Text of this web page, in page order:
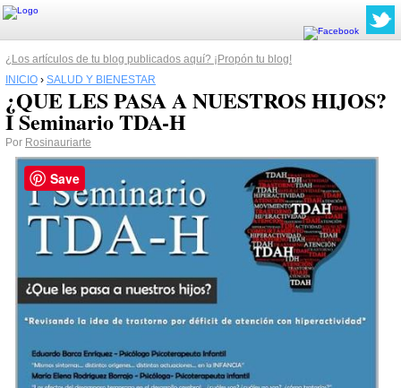
¿Los artículos de tu blog publicados aquí? ¡Propón tu blog!
INICIO › SALUD Y BIENESTAR
¿QUE LES PASA A NUESTROS HIJOS?
I Seminario TDA-H
Por Rosinauriarte
Save